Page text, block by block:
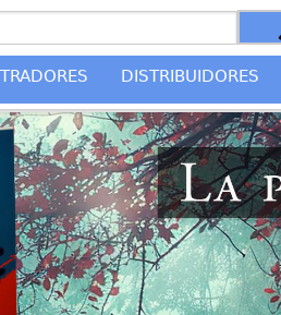
DISTRIBUIDORES